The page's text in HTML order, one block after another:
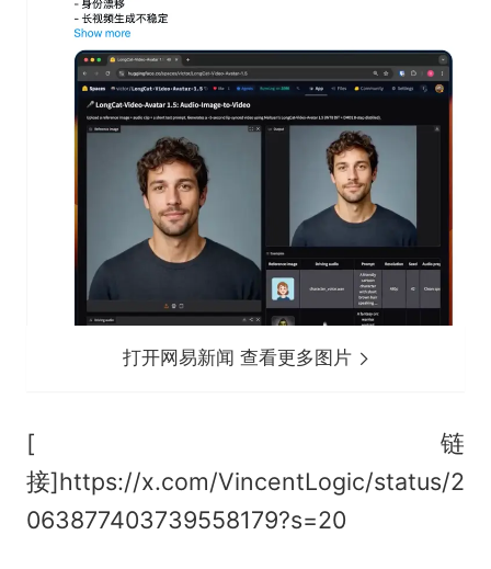
打开网易新闻 查看更多图片
[链
接]https://x.com/VincentLogic/status/2
063877403739558179?s=20